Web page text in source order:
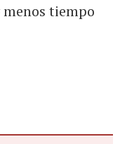
tiempo